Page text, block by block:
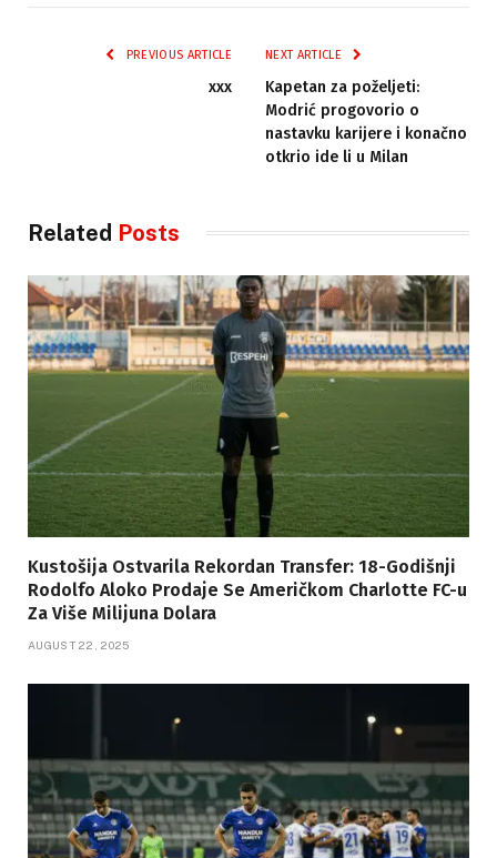
PREVIOUS ARTICLE
xxx
NEXT ARTICLE
Kapetan za poželjeti:
Modrić progovorio o
nastavku karijere i konačno
otkrio ide li u Milan
Related Posts
Kustošija Ostvarila Rekordan Transfer: 18-Godišnji
Rodolfo Aloko Prodaje Se Američkom Charlotte FC-u
Za Više Milijuna Dolara
AUGUST 22, 2025